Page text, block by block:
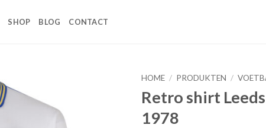
SHOP BLOG CONTACT
HOME / PRODUKTEN /
Retro shirt
1978